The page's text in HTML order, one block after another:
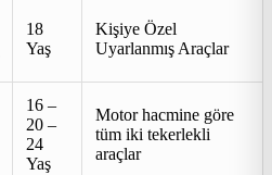
18
Yaş
Kişiye Özel
Uyarlanmış Araçlar
16 –
20 –
24
Yaş
Motor hacmine göre
tüm iki tekerlekli
araçlar